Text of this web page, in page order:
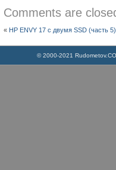
Comments are
« HP ENVY 17 c двумя SSD (часть 5)
© 2000-2021